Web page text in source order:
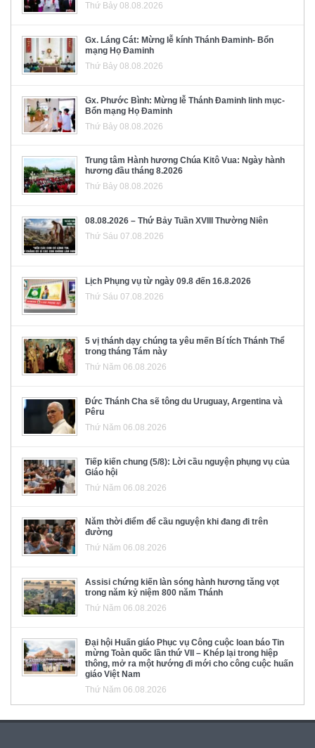
Thứ Bảy 08.08.2026
Gx. Láng Cát: Mừng lễ kính Thánh Đaminh- Bổn
mạng Họ Đaminh
Thứ Bảy 08.08.2026
Gx. Phước Bình: Mừng lễ Thánh Đaminh linh mục-
Bổn mạng Họ Đaminh
Thứ Bảy 08.08.2026
Trung tâm Hành hương Chúa Kitô Vua: Ngày hành
hương đầu tháng 8.2026
Thứ Bảy 08.08.2026
08.08.2026 – Thứ Bảy Tuần XVIII Thường Niên
Thứ Sáu 07.08.2026
Lịch Phụng vụ từ ngày 09.8 đến 16.8.2026
Thứ Sáu 07.08.2026
5 vị thánh dạy chúng ta yêu mến Bí tích Thánh Thể
trong tháng Tám này
Thứ Năm 06.08.2026
Đức Thánh Cha sẽ tông du Uruguay, Argentina và
Pêru
Thứ Năm 06.08.2026
Tiếp kiến chung (5/8): Lời cầu nguyện phụng vụ của
Giáo hội
Thứ Năm 06.08.2026
Năm thời điểm để cầu nguyện khi đang đi trên
đường
Thứ Năm 06.08.2026
Assisi chứng kiến làn sóng hành hương tăng vọt
trong năm kỷ niệm 800 năm Thánh
Thứ Năm 06.08.2026
Đại hội Huấn giáo Phục vụ Công cuộc loan báo Tin
mừng Toàn quốc lần thứ VII – Khép lại trong hiệp
thông, mở ra một hướng đi mới cho công cuộc huấn
giáo Việt Nam
Thứ Năm 06.08.2026